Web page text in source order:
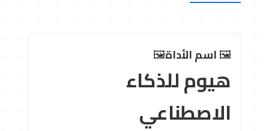
🖼 ️اسم الأداة🖼 ️
هيوم للذكاء
الاصطناعي